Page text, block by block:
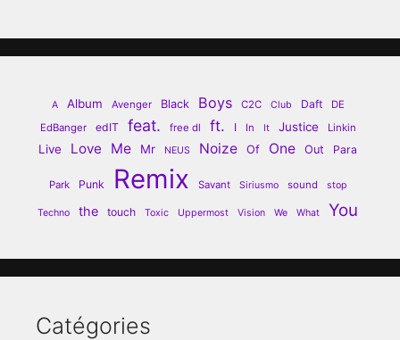
A Album Avenger Black Boys C2C Club Daft
DE
EdBanger
edIT feat. free dl ft. I In It Justice Linkin
Live Love Me Mr NEUS Noize Of One Out Para
Park Punk Remix Savant Siriusmo sound stop
Techno the touch Toxic Uppermost Vision We What You
Catégories